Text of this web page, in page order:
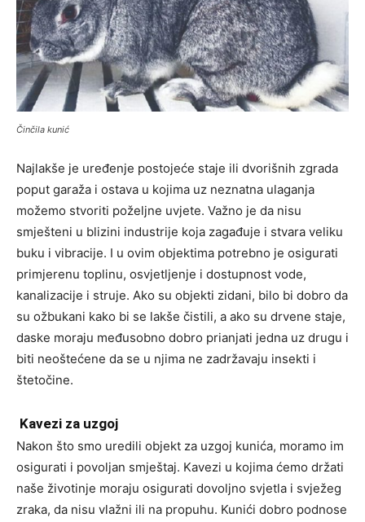
Činčila kunić
Najlakše je uređenje postojeće staje ili dvorišnih zgrada
poput garaža i ostava u kojima uz neznatna ulaganja
možemo stvoriti poželjne uvjete. Važno je da nisu
smješteni u blizini industrije koja zagađuje i stvara veliku
buku i vibracije. I u ovim objektima potrebno je osigurati
primjerenu toplinu, osvjetljenje i dostupnost vode,
kanalizacije i struje. Ako su objekti zidani, bilo bi dobro da
su ožbukani kako bi se lakše čistili, a ako su drvene staje,
daske moraju međusobno dobro prianjati jedna uz drugu i
biti neoštećene da se u njima ne zadržavaju insekti i
štetočine.
Kavezi za uzgoj
Nakon što smo uredili objekt za uzgoj kunića, moramo im
osigurati i povoljan smještaj. Kavezi u kojima ćemo držati
naše životinje moraju osigurati dovoljno svjetla i svježeg
zraka, da nisu vlažni ili na propuhu. Kunići dobro podnose